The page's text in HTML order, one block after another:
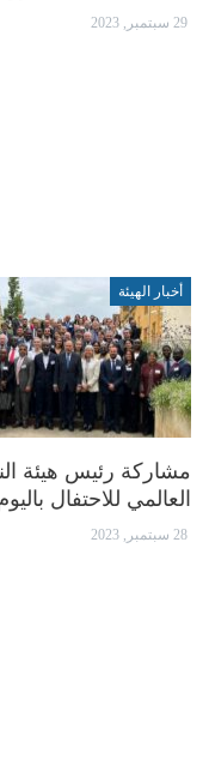
29 سبتمبر, 2023
أخبار الهيئة
مشاركة رئيس هيئة
العالمي للاحتفال
28 سبتمبر, 2023